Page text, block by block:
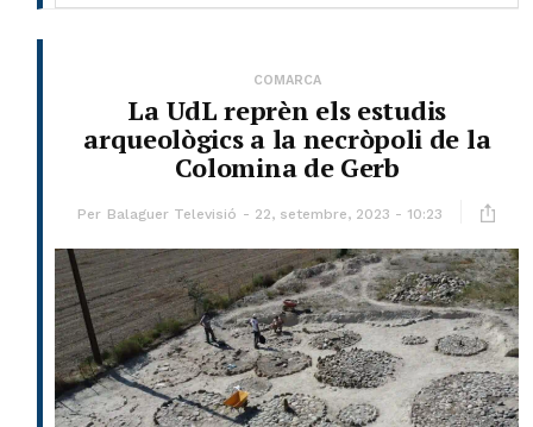
COMARCA
La UdL reprèn els estudis
arqueològics a la necròpoli de la
Colomina de Gerb
Per Balaguer Televisió 22, setembre, 2023 - 10:23